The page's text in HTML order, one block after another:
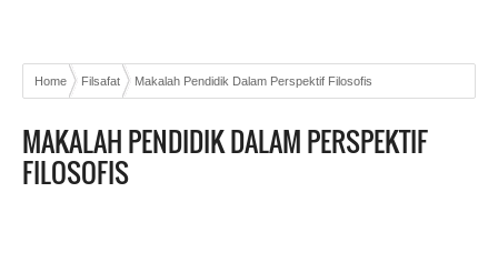
Home Filsafat Makalah Pendidik Dalam Perspektif Filosofis
MAKALAH PENDIDIK DALAM PERSPEKTIF
FILOSOFIS